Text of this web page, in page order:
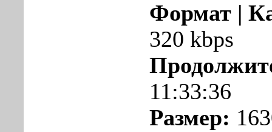
Формат |
320 kbps
11:33:36
Размер: